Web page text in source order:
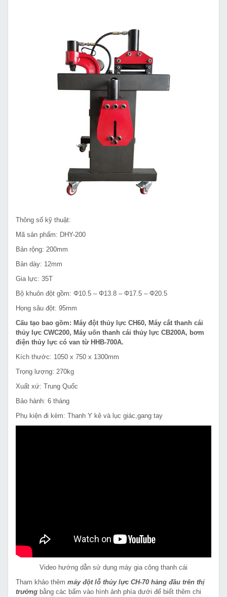
Thông số kỹ thuật:
Mã sản phẩm: DHY-200
Bản rộng: 200mm
Bản dày: 12mm
Gia lực: 35T
Bộ khuôn đột gồm: Φ10.5 – Φ13.8 – Φ17.5 – Φ20.5
Họng sâu đột: 95mm
Cấu tạo bao gồm: Máy đột thủy lực CH60, Máy cắt thanh cái
thủy lực CWC200, Máy uốn thanh cái thủy lực CB200A, bơm
điện thủy lực có van từ HHB-700A.
Kích thước: 1050 x 750 x 1300mm
Trọng lượng: 270kg
Xuất xứ: Trung Quốc
Bảo hành: 6 tháng
Phụ kiện đi kèm: Thanh Y kê và lục giác,gang tay
Video hướng dẫn sử dụng máy gia công thanh cái
Tham khảo thêm máy đột lỗ thủy lực CH-70 hàng đầu trên thị
trường bằng các bấm vào hình ảnh phía dưới để biết thêm chi